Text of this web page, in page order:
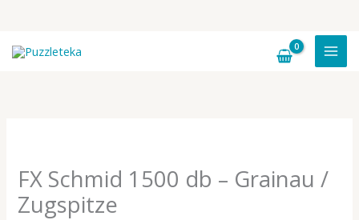
FX Schmid 1500 db – Grainau /
Zugspitze